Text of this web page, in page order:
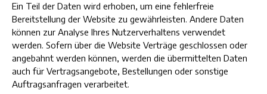
Ein Teil der Daten wird erhoben, um eine fehlerfreie
Bereitstellung der Website zu gewährleisten. Andere Daten
können zur Analyse Ihres Nutzerverhaltens verwendet
werden. Sofern über die Website Verträge geschlossen oder
angebahnt werden können, werden die übermittelten Daten
auch für Vertragsangebote, Bestellungen oder sonstige
Auftragsanfragen verarbeitet.